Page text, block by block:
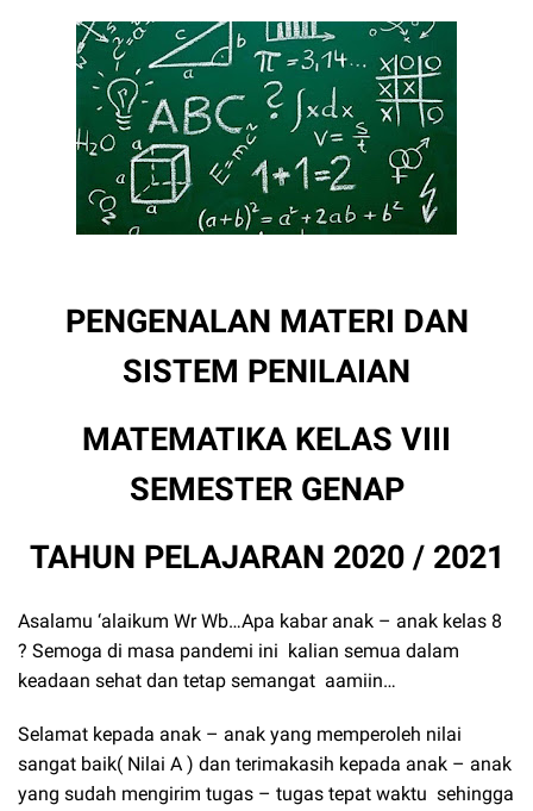
PENGENALAN MATERI DAN
SISTEM PENILAIAN
MATEMATIKA KELAS VIII
SEMESTER GENAP
TAHUN PELAJARAN 2020 / 2021
Asalamu ‘alaikum Wr Wb…Apa kabar anak – anak kelas 8
? Semoga di masa pandemi ini kalian semua dalam
keadaan sehat dan tetap semangat aamiin…
Selamat kepada anak – anak yang memperoleh nilai
sangat baik( Nilai A ) dan terimakasih kepada anak – anak
yang sudah mengirim tugas – tugas tepat waktu sehingga